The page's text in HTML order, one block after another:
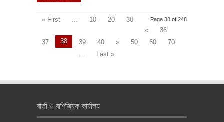
Page 38 of 248
« First 10 20
30
«
36
37
38 39 40 » 50 60
70
Last »
বার্তা ও বাণিজ্যিক কার্যালয়